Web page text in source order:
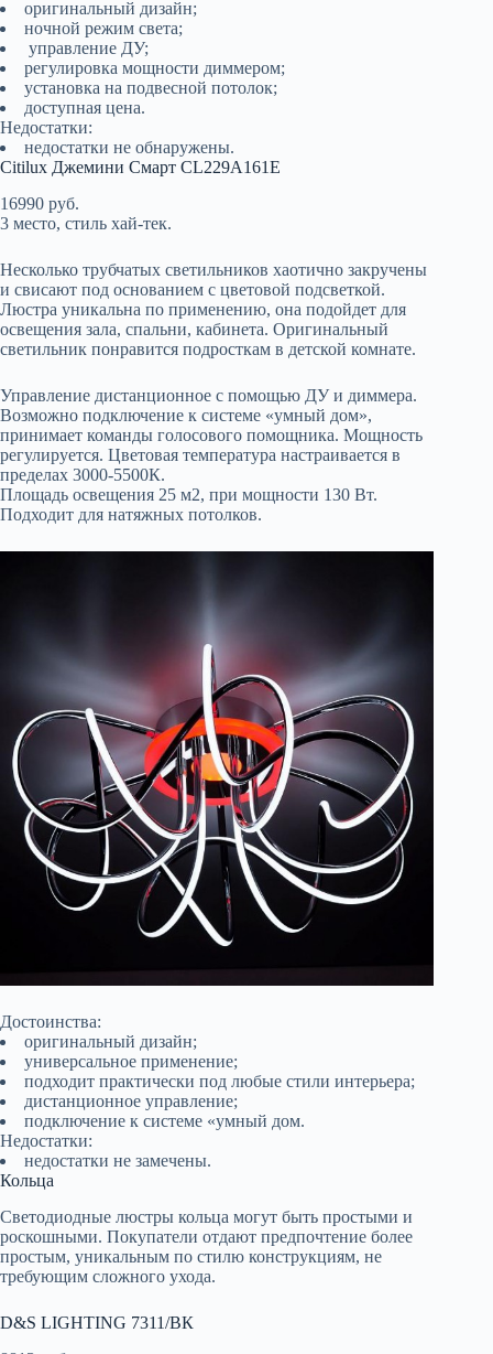
оригинальный дизайн;
ночной режим света;
управление ДУ;
регулировка мощности диммером;
установка на подвесной потолок;
доступная цена.
Недостатки:
недостатки не обнаружены.
Citilux Джемини Смарт CL229A161E
16990 руб.
3 место, стиль хай-тек.
Несколько трубчатых светильников хаотично закручены
и свисают под основанием с цветовой подсветкой.
Люстра уникальна по применению, она подойдет для
освещения зала, спальни, кабинета. Оригинальный
светильник понравится подросткам в детской комнате.
Управление дистанционное с помощью ДУ и диммера.
Возможно подключение к системе «умный дом»,
принимает команды голосового помощника. Мощность
регулируется. Цветовая температура настраивается в
пределах 3000-5500К.
Площадь освещения 25 м2, при мощности 130 Вт.
Подходит для натяжных потолков.
Достоинства:
оригинальный дизайн;
универсальное применение;
подходит практически под любые стили интерьера;
дистанционное управление;
подключение к системе «умный дом.
Недостатки:
недостатки не замечены.
Кольца
Светодиодные люстры кольца могут быть простыми и
роскошными. Покупатели отдают предпочтение более
простым, уникальным по стилю конструкциям, не
требующим сложного ухода.
D&S LIGHTING 7311/ВК